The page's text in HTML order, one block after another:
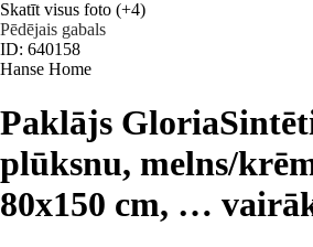
Skatīt visus foto (+4)
Pēdējais gabals
ID: 640158
Hanse Home
Paklājs Gloria
plūksnu, melns/
80x150 cm, …